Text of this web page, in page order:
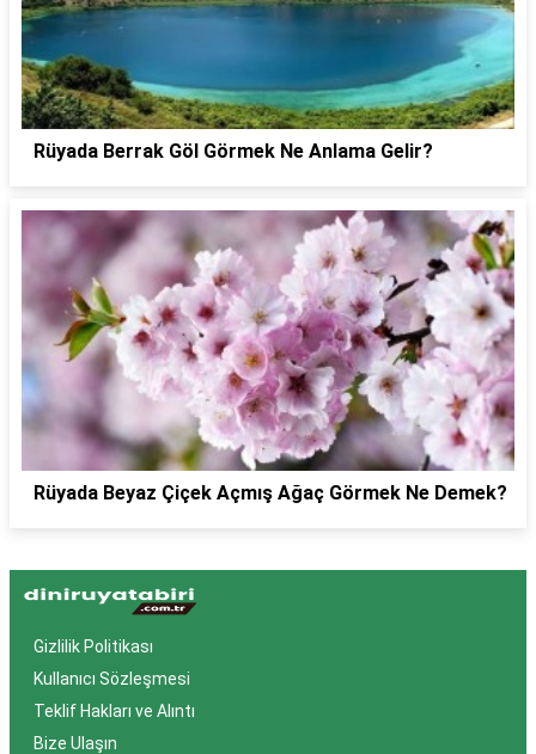
Rüyada Berrak Göl Görmek Ne Anlama Gelir?
Rüyada Beyaz Çiçek Açmış Ağaç Görmek Ne Demek?
Gizlilik Politikası
Kullanıcı Sözleşmesi
Teklif Hakları ve Alıntı
Bize Ulaşın